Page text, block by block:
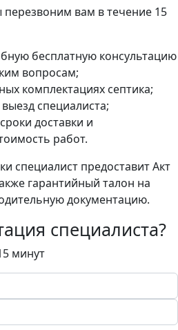
перезвоним вам в течение 15
бесплатную консультацию
вопросам;
комплектациях септика;
специалиста;
доставки и
работ.
специалист предоставит Акт
гарантийный талон на
документацию.
специалиста?
минут